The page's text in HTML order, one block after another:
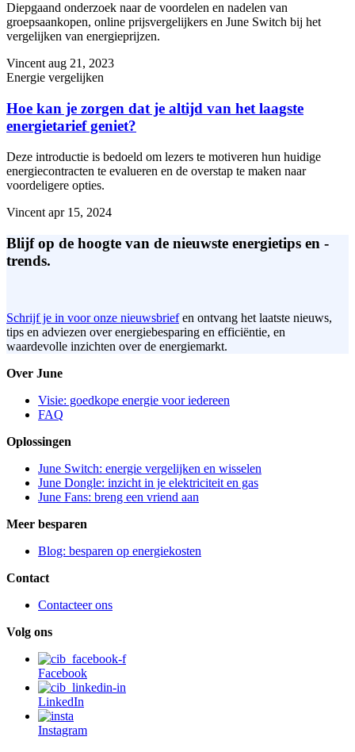
Diepgaand onderzoek naar de voordelen en nadelen van
groepsaankopen, online prijsvergelijkers en June Switch bij het
vergelijken van energieprijzen.
Vincent aug 21, 2023
Energie vergelijken
Hoe kan je zorgen dat je altijd van het laagste
energietarief geniet?
Deze introductie is bedoeld om lezers te motiveren hun huidige
energiecontracten te evalueren en de overstap te maken naar
voordeligere opties.
Vincent apr 15, 2024
Blijf op de hoogte van de nieuwste energietips en -
trends.
Schrijf je in voor onze nieuwsbriefen ontvang het laatste nieuws,
tips en adviezen over energiebesparing en efficiëntie, en
waardevolle inzichten over de energiemarkt.
Over June
Visie: goedkope energie voor iedereen
FAQ
Oplossingen
June Switch: energie vergelijken en wisselen
June Dongle: inzicht in je elektriciteit en gas
June Fans: breng een vriend aan
Meer besparen
Blog: besparen op energiekosten
Contact
Contacteer ons
Volg ons
Facebook
LinkedIn
Instagram